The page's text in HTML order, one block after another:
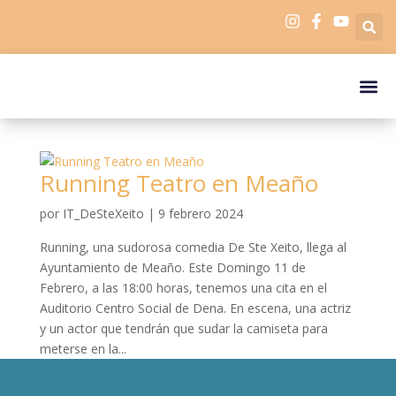
Running Teatro en Meaño
por IT_DeSteXeito | 9 febrero 2024
Running, una sudorosa comedia De Ste Xeito, llega al
Ayuntamiento de Meaño. Este Domingo 11 de
Febrero, a las 18:00 horas, tenemos una cita en el
Auditorio Centro Social de Dena. En escena, una actriz
y un actor que tendrán que sudar la camiseta para
meterse en la...